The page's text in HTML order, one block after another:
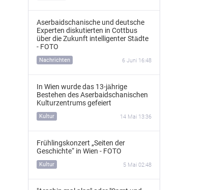
Aserbaidschanische und deutsche
Experten diskutierten in Cottbus
über die Zukunft intelligenter Städte
- FOTO
Nachrichten 6 Juni 16:48
In Wien wurde das 13‑jährige
Bestehen des Aserbaidschanischen
Kulturzentrums gefeiert
Kultur 14 Mai 13:36
Frühlingskonzert „Seiten der
Geschichte“ in Wien - FOTO
Kultur 5 Mai 02:48